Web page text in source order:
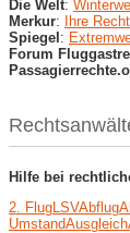
Die Welt:
Merkur: Ihre
Spiegel:
Forum
Hilfe bei
2. FlugLSVAbflug
UmstandAusgleich